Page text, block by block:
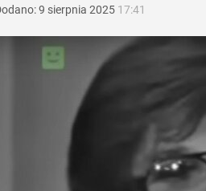
9 sierpnia 2025 17:41